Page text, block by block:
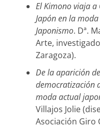
El Kimono viaja
Japón en la
Japonismo. Dª.
Arte,
Zaragoza).
De la aparición
democratización
moda actual
Villajos Jolie
Asociación Giro